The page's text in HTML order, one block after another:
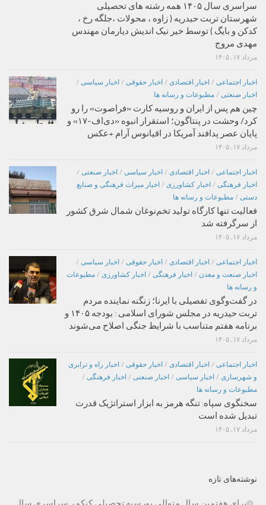
سراسری سال ۱۴۰۵ همه رشته های تحصیلی
شهرستان تربت حیدریه ( زاوه ، محولات ،جلگه رخ ،
کدکن و بایگ ) توسط خیر نیک اندیش دیارمان مهندس
مهدی مروج
مرداد ۱۷, ۱۴۰۵
اخبار اجتماعی / اخبار اقتصادی / اخبار حقوقی / اخبار سیاسی /
اخبار صنعتی / مطبوعات و رسانه ها
چین هم پس از ایران و روسیه کارت «فراصوت» را رو
کرد/ وحشت در پنتاگون؛ استقرار انبوه «دی‌اف‑۱۷» و
پایان عصر پدافند آمریکا در اقیانوس آرام +عکس
مرداد ۱۷, ۱۴۰۵
اخبار اجتماعی / اخبار اقتصادی / اخبار سیاسی / اخبار صنعتی /
اخبار فرهنگی / اخبار کشاورزی / اخبار میراث فرهنگی و صنایع
دستی / مطبوعات و رسانه ها
فعالیت تنها کارگاه تولید تخم‌نوغان شمال شرق کشور
از سرگرفته شد
مرداد ۱۷, ۱۴۰۵
اخبار اجتماعی / اخبار اقتصادی / اخبار حقوقی / اخبار سیاسی /
اخبار صنعت و معدن / اخبار فرهنگی / اخبار کشاورزی / مطبوعات
و رسانه ها
در گفت‌وگوی تفصیلی با ایرنا؛ زنگنه نماینده مردم
تربت حیدریه در مجلس شورای اسلامی : بودجه ۱۴۰۵ و
برنامه هفتم متناسب با شرایط جنگی اصلاح می‌شوند
مرداد ۱۷, ۱۴۰۵
اخبار اجتماعی / اخبار اقتصادی / اخبار حقوقی / اخبار راه و ترابری
و شهرسازی / اخبار سیاسی / اخبار صنعتی / اخبار فرهنگی /
مطبوعات و رسانه ها
سخنگوی سپاه: تنگه هرمز به ابزار استراتژیک قدرت
تبدیل شده است
مرداد ۱۷, ۱۴۰۵
نوشته‌های تازه